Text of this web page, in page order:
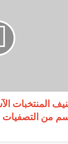
المنتخبات
من التصفيات